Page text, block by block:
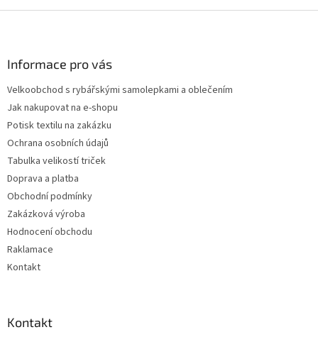
Informace pro vás
Velkoobchod s rybářskými samolepkami a oblečením
Jak nakupovat na e-shopu
Potisk textilu na zakázku
Ochrana osobních údajů
Tabulka velikostí triček
Doprava a platba
Obchodní podmínky
Zakázková výroba
Hodnocení obchodu
Raklamace
Kontakt
Kontakt